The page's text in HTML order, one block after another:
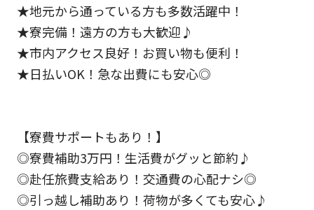
★地元から通っている方も多数活躍中！
★寮完備！遠方の方も大歓迎♪
★市内アクセス良好！お買い物も便利！
★日払いOK！急な出費にも安心◎
【寮費サポートもあり！】
◎寮費補助3万円！生活費がグッと節約♪
◎赴任旅費支給あり！交通費の心配ナシ◎
◎引っ越し補助あり！荷物が多くても安心♪